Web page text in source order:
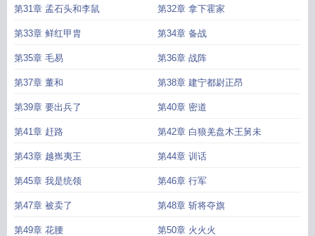
第31章 孟石头和李鼠 第32章 拿下霍家
第33章 鲜红甲胄 第34章 备战
第35章 毛易 第36章 战阵
第37章 董和 第38章 建宁都尉正昂
第39章 要出兵了 第40章 密道
第41章 赶路 第42章 白狼羌盘木王舅未
第43章 越嶲夷王 第44章 训话
第45章 我是统领 第46章 行军
第47章 被卖了 第48章 斩将夺旗
第49章 花腰 第50章 火火火